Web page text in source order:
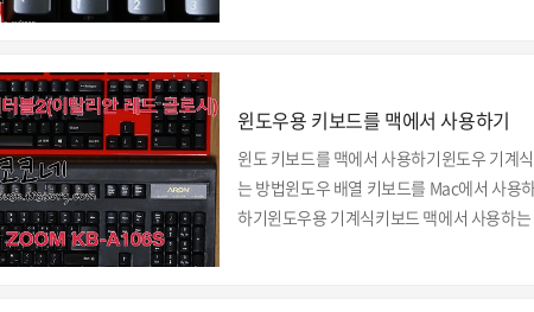
간단하기 때문에 다른 키보들에 비해 가격이
그중에서도 물론 고가 제품은 있습니다. 어
돔(rub..
윈도우용 키보드를 맥에서 사용하기
윈도 키보드를 맥에서 사용하기윈도우 기계
는 방법윈도우 배열 키보드를 Mac에서 사용
하기윈도우용 기계식키보드 맥에서 사용하